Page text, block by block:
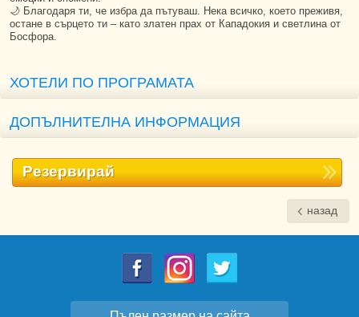
🌙 Благодаря ти, че избра да пътуваш. Нека всичко, което преживя,
остане в сърцето ти – като златен прах от Кападокия и светлина от
Босфора.
ХОТЕЛИ ПО ПРОГРАМАТА
ДОПЪЛНИТЕЛНА ИНФОРМАЦИЯ
Резервирай
назад